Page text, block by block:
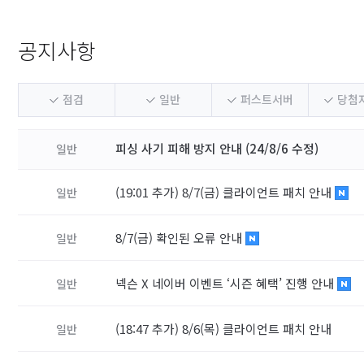
공지사항
점검 일반 퍼스트서버 당첨
일반 피싱 사기 피해 방지 안내 (24/8/6 수정)
일반 (19:01 추가) 8/7(금) 클라이언트 패치 안내
일반 8/7(금) 확인된 오류 안내
일반 넥슨 X 네이버 이벤트 ‘시즌 혜택’ 진행 안내
일반 (18:47 추가) 8/6(목) 클라이언트 패치 안내